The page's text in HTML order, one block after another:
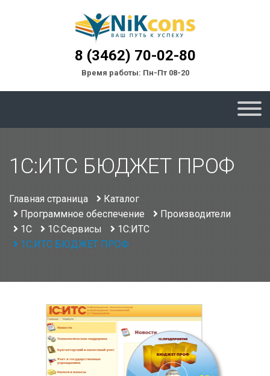
8 (3462) 70-02-80
Время работы: Пн-Пт 08-20
1С:ИТС БЮДЖЕТ ПРОФ
Главная страница
Каталог
Программное обеспечение
Производители
1С
1С:Сервисы
1С:ИТС
1С:ИТС БЮДЖЕТ ПРОФ